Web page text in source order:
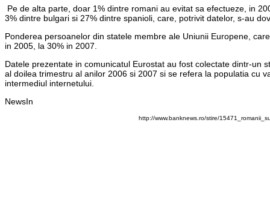
Pe de alta parte, doar 1% dintre romani au evitat sa efectueze, in
3% dintre bulgari si 27% dintre spanioli, care, potrivit datelor, s-au
Ponderea persoanelor din statele membre ale Uniunii Europene,
in 2005, la 30% in 2007.
Datele prezentate in comunicatul Eurostat au fost colectate dintr-un
al doilea trimestru al anilor 2006 si 2007 si se refera la populatia cu
intermediul internetului.
NewsIn
http://www.banknews.ro/stire/